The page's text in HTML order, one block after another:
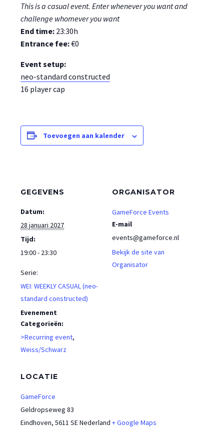
This is a casual event. Enter whenever you want and
challenge whomever you want
End time: 23:30h
Entrance fee:€0
Event setup:
neo-standard constructed
16 player cap
Toevoegen aan kalender
GEGEVENS
Datum:
28 januari 2027
Tijd:
19:00 - 23:30
Serie:
WEI: WEEKLY CASUAL (neo-
standard constructed)
Evenement
Categorieën:
>Recurring event,
Weiss/Schwarz
LOCATIE
GameForce
Geldropseweg 83
Eindhoven, 5611 SENederland + Google Maps
ORGANISATOR
GameForce Events
E-mail
events@gameforce.nl
Bekijk de site van
Organisator